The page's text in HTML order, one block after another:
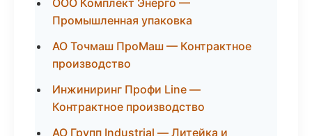
ООО Комплект Энерго —
Промышленная упаковка
АО Точмаш ПроМаш — Контрактное
производство
Инжиниринг Профи Line —
Контрактное производство
АО Групп Industrial — Литейка и